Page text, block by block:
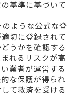
基準に基づいて
ような公式な登
切に登録されて
うかを確認する
れるリスクが高
業者が運営する
な保護が得られ
て救済を受ける